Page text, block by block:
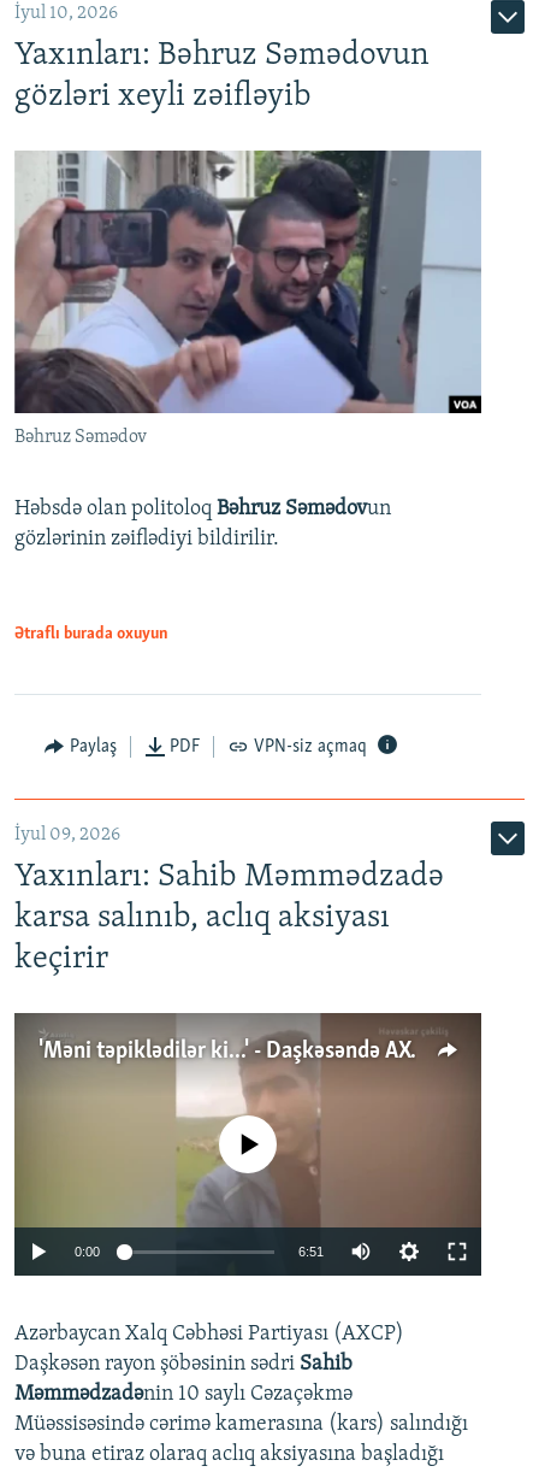
İyul 10, 2026
Yaxınları: Bəhruz Səmədovun
gözləri xeyli zəifləyib
Bəhruz Səmədov
Həbsdə olan politoloq Bəhruz Səmədovun
gözlərinin zəiflədiyi bildirilir.
Ətraflı burada oxuyun
Paylaş PDF VPN-siz açmaq
İyul 09, 2026
Yaxınları: Sahib Məmmədzadə
karsa salınıb, aclıq aksiyası
keçirir
'Məni təpiklədilər ki...' - Daşkəsəndə AXCP fəalının yaxınları onun həbsinə etiraz edirlər
Auto 240p 360p
720p 1080p
No media source currently available
0:00 6:51
360p
720p
1080p
Azərbaycan Xalq Cəbhəsi Partiyası (AXCP)
Daşkəsən rayon şöbəsinin sədri Sahib
Məmmədzadənin 10 saylı Cəzaçəkmə
Müəssisəsində cərimə kamerasına (kars) salındığı
və buna etiraz olaraq aclıq aksiyasına başladığı